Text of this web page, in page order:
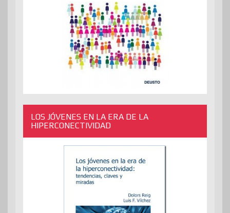
LOS JÓVENES EN LA ERA DE LA
HIPERCONECTIVIDAD